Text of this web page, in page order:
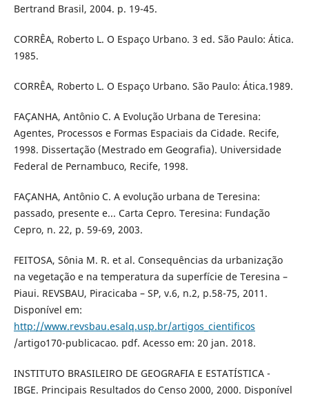
Bertrand Brasil, 2004. p. 19-45.
CORRÊA, Roberto L. O Espaço Urbano. 3 ed. São Paulo: Ática.
1985.
CORRÊA, Roberto L. O Espaço Urbano. São Paulo: Ática.1989.
FAÇANHA, Antônio C. A Evolução Urbana de Teresina:
Agentes, Processos e Formas Espaciais da Cidade. Recife,
1998. Dissertação (Mestrado em Geografia). Universidade
Federal de Pernambuco, Recife, 1998.
FAÇANHA, Antônio C. A evolução urbana de Teresina:
passado, presente e... Carta Cepro. Teresina: Fundação
Cepro, n. 22, p. 59-69, 2003.
FEITOSA, Sônia M. R. et al. Consequências da urbanização
na vegetação e na temperatura da superfície de Teresina –
Piaui. REVSBAU, Piracicaba – SP, v.6, n.2, p.58-75, 2011.
Disponível em:
http://www.revsbau.esalq.usp.br/artigos_cientificos
/artigo170-publicacao. pdf. Acesso em: 20 jan. 2018.
INSTITUTO BRASILEIRO DE GEOGRAFIA E ESTATÍSTICA -
IBGE. Principais Resultados do Censo 2000, 2000. Disponível